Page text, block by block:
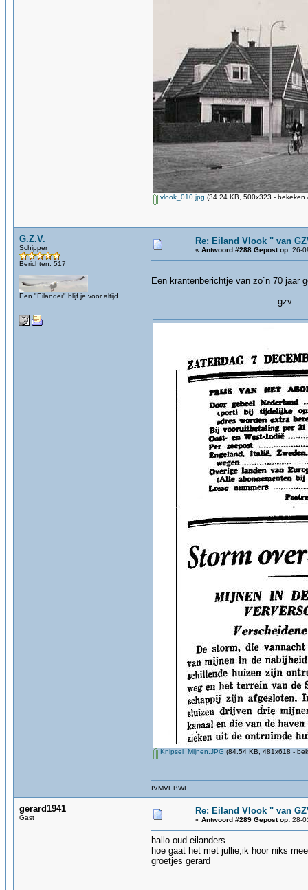
vlook_010.jpg (34.24 KB, 500x323 - bekeken
G.Z.V.
Schipper
Berichten: 517
Een "Eilander" blijf je voor altijd.
Re: Eiland Vlook " van
« Antwoord #288 Gepost op: 26-
Een krantenberichtje van zo`n 70 jaar
gzv
Knipsel_Mijnen.JPG (84.54 KB, 481x618 -
IVMVEBWL
gerard1941
Gast
Re: Eiland Vlook " van
« Antwoord #289 Gepost op: 28-
hallo oud eilanders
hoe gaat het met jullie,ik hoor niks
groetjes gerard